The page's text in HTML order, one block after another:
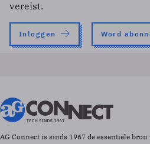
vereist.
Inloggen Word
AG Connect is sinds 1967 de essentiële